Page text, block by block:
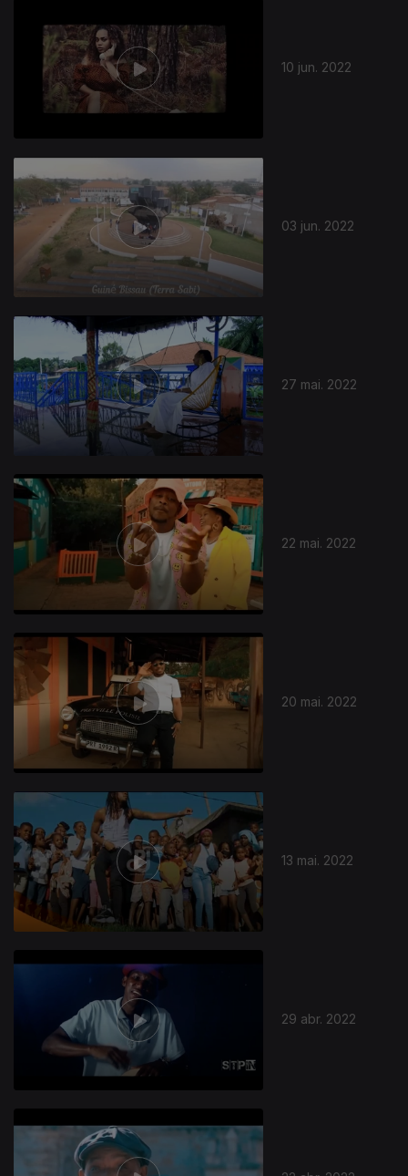
10 jun. 2022
03 jun. 2022
27 mai. 2022
22 mai. 2022
20 mai. 2022
13 mai. 2022
617083
29 abr. 2022